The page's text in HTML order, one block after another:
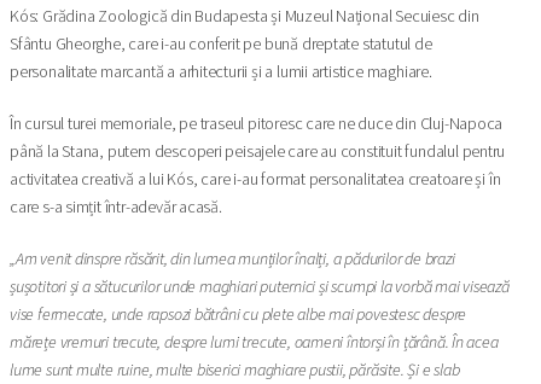
Kós: Grădina Zoologică din Budapesta și Muzeul Național Secuiesc din
Sfântu Gheorghe, care i-au conferit pe bună dreptate statutul de
personalitate marcantă a arhitecturii și a lumii artistice maghiare.
În cursul turei memoriale, pe traseul pitoresc care ne duce din Cluj-Napoca
până la Stana, putem descoperi peisajele care au constituit fundalul pentru
activitatea creativă a lui Kós, care i-au format personalitatea creatoare și în
care s-a simțit într-adevăr acasă.
„Am venit dinspre răsărit, din lumea munților înalți, a pădurilor de brazi
șușotitori și a sătucurilor unde maghiari puternici și scumpi la vorbă mai visează
vise fermecate, unde rapsozi bătrâni cu plete albe mai povestesc despre
mărețe vremuri trecute, despre lumi trecute, oameni întorși în țărână. În acea
lume sunt multe ruine, multe biserici maghiare pustii, părăsite. Și e slab